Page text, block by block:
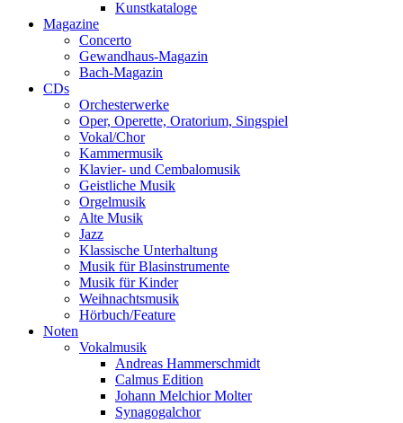
Kunstkataloge
Magazine
Concerto
Gewandhaus-Magazin
Bach-Magazin
CDs
Orchesterwerke
Oper, Operette, Oratorium, Singspiel
Vokal/Chor
Kammermusik
Klavier- und Cembalomusik
Geistliche Musik
Orgelmusik
Alte Musik
Jazz
Klassische Unterhaltung
Musik für Blasinstrumente
Musik für Kinder
Weihnachtsmusik
Hörbuch/Feature
Noten
Vokalmusik
Andreas Hammerschmidt
Calmus Edition
Johann Melchior Molter
Synagogalchor